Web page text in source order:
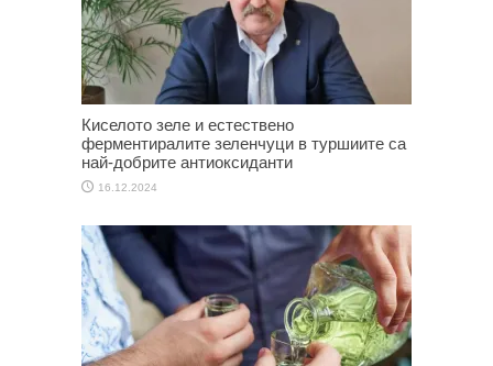
Киселото зеле и естествено
ферментиралите зеленчуци в туршиите са
най-добрите антиоксиданти
16.12.2024